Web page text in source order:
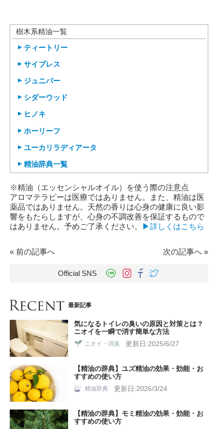
樹木系精油一覧
ティートリー
サイプレス
ジュニパー
シダーウッド
ヒノキ
ホーリーフ
ユーカリラディアータ
精油辞典一覧
※精油（エッセンシャルオイル）を使う際の注意点
アロマテラピーは医療ではありません。また、精油は医
薬品ではありません。天然の香りは心身の健康に良い影
響をもたらしますが、心身の不調改善を保証するもので
はありません。予めご了承ください。
▶詳しくはこちら
« 前の記事へ 次の記事へ »
Official SNS
最新記事
気になるトイレの臭いの原因と対策とは？
ニオイを一瞬で消す簡単な方法
ニオイ・消臭 更新日:2025/6/27
【精油の辞典】ユズ精油の効果・効能・お
すすめの使い方
精油辞典 更新日:2026/3/24
【精油の辞典】モミ精油の効果・効能・お
すすめの使い方